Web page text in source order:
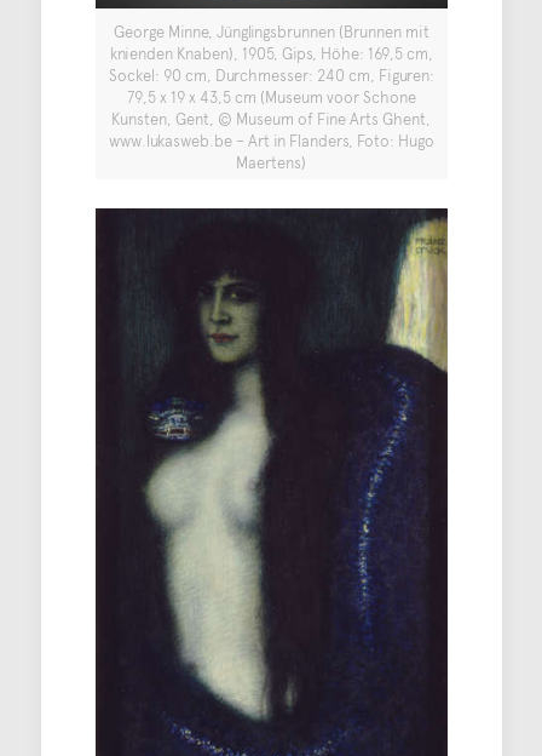
George Minne, Jünglingsbrunnen (Brunnen mit
knienden Knaben), 1905, Gips, Höhe: 169,5 cm,
Sockel: 90 cm, Durchmesser: 240 cm, Figuren:
79,5 x 19 x 43,5 cm (Museum voor Schone
Kunsten, Gent, © Museum of Fine Arts Ghent,
www.lukasweb.be – Art in Flanders, Foto: Hugo
Maertens)